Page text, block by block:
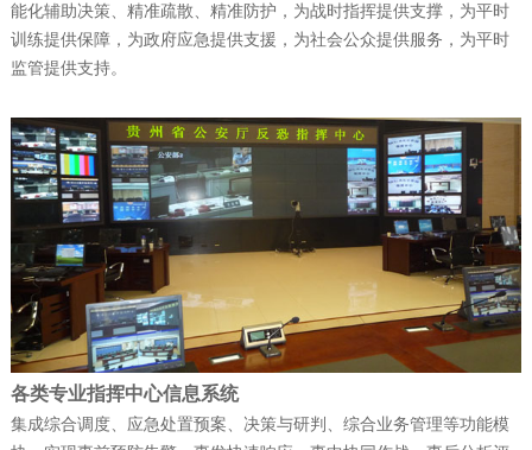
公司新闻 | 2025-12-15
赋能“东数西算” 筑就丝路算力底座——富
公司新闻| 2025-12-11
科技赋能强军 屡创中标佳绩——深圳富晋
天维公司连续斩获多项…
公司新闻| 2025-12-09
富晋天维承建的解放军某部数据中心动力
能化辅助决策、精准疏散、精准防护，为战时指挥提供支撑，为平时
训练提供保障，为政府应急提供支援，为社会公众提供服务，为平时
监管提供支持。
各类专业指挥中心信息系统
集成综合调度、应急处置预案、决策与研判、综合业务管理等功能模